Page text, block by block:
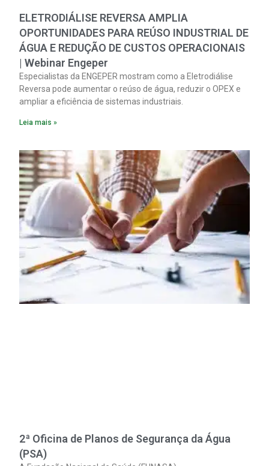
ELETRODIÁLISE REVERSA AMPLIA
OPORTUNIDADES PARA REÚSO INDUSTRIAL DE
ÁGUA E REDUÇÃO DE CUSTOS OPERACIONAIS
| Webinar Engeper
Especialistas da ENGEPER mostram como a Eletrodiálise
Reversa pode aumentar o reúso de água, reduzir o OPEX e
ampliar a eficiência de sistemas industriais.
Leia mais »
2ª Oficina de Planos de Segurança da Água
(PSA)